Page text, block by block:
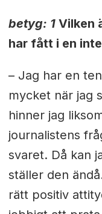
betyg: 1Vilken
har fått i en
– Jag har en
mycket när jag
hinner jag
journalistens
svaret. Då kan
ställer den
rätt positiv